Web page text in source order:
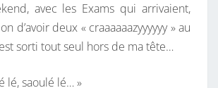
A
O
U
avec les Exams qui arrivaient,
d’avoir deux « craaaaaazyyyyyy » au
sorti tout seul hors de ma tête…
lé, saoulé lé… »